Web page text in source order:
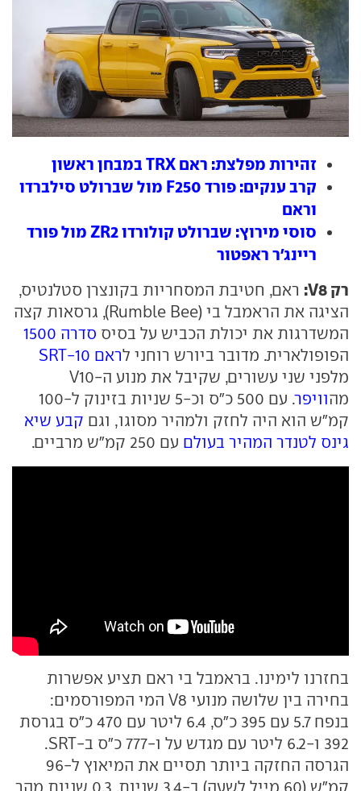
זהירות מפלצת: ראם TRX במבחן ראשון
קרב ענקים: פורד F250 מול שברולט סילברדו
וראם
סוסי מירוץ: שברולט קולורדו ZR2 מול פורד
ריינג'ר ראפטור
רק V8:
ראם, חטיבת המסחריות בקונצרן סטלנטיס,
הציגה את הראמבל בי (Rumble Bee), גרסאות קצה
המשדרגות את יכולת הכביש על בסיס סדרה 1500
הפופולארית. מדובר ביורש רוחני לראם SRT-10
מלפני שני עשורים, שקיבל את מנוע ה-V10
מהוויפר
. עם 500 כ"ס וכ-5 שניות בזינוק ל-100
קמ"ש הוא היה לחזק ולמהיר מסוגו, וגם קבע שיא
גינס לטנדר המהיר בעולם עם 250 קמ"ש מרביים.
בחזרנו לימינו. בראמבל בי ראם תציע אפשרות
בחירה בין שלושה מנועי V8 המי המפורסמים:
בנפח 5.7 עם 395 כ"ס, 6.4 ליטר עם 470 כ"ס בגרסת
392 ו-6.2 ליטר עם מגדש על ו-777 כ"ס ב-SRT.
הגרסה החזקה ביותר תסיים את המיאוץ ל-96
קמ"ש (60 מייל לשעה) ב-3.4 שניות, 0.3 שניות מהר